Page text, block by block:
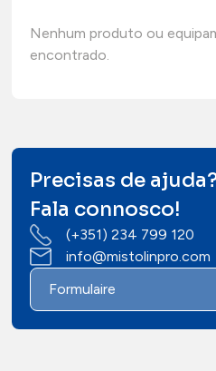
Nenhum produto ou
encontrado.
Precisas de
Fala connosco!
(+351) 234 799 120
info@mistolinpro.com
Formulaire